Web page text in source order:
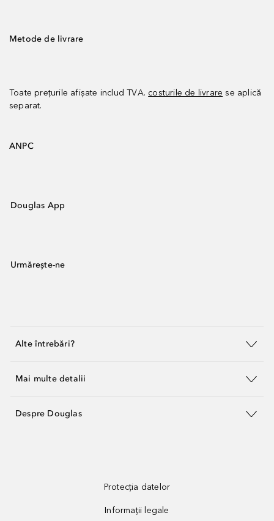
Metode de livrare
Toate prețurile afișate includ TVA. costurile de livrare se aplică
separat.
ANPC
Douglas App
Urmărește-ne
Alte întrebări?
Mai multe detalii
Despre Douglas
Protecția datelor
Informații legale